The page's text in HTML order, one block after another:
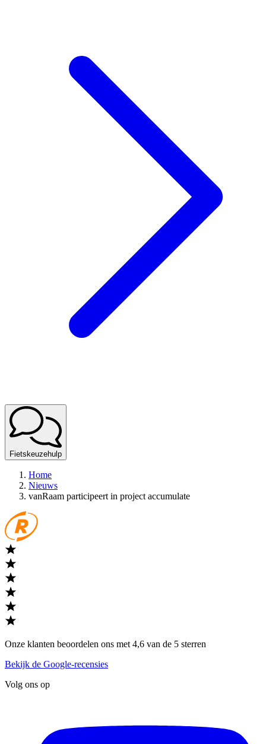
Fietskeuzehulp
Home
Nieuws
vanRaam participeert in project accumulate
Onze klanten beoordelen ons met 4,6 van de 5 sterren
Bekijk de Google-recensies
Volg ons op